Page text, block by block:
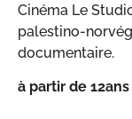
Cinéma Le
palestino-
documentaire.
à partir de 12ans